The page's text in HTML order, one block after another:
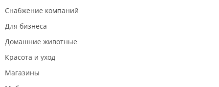
Снабжение компаний
Для бизнеса
Домашние животные
Красота и уход
Магазины